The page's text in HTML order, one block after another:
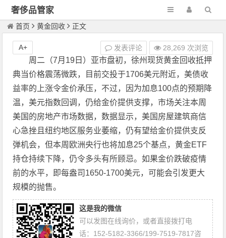
奢侈品管家
首页 黄金回收 正文
发表评论 28,269 次浏览
A+
周二（7月19日）亚市盘初，徐州现货黄金回收抵押
典当价格震荡微跌，目前交投于1706美元附近，美债收
益率的上涨令金价承压，不过，因为加息100点的预期降
温，美元指数回调，仍给金价提供支撑，市场关注本周
美国的房地产市场数据，数据显示，美国房屋建筑商信
心急挫且纽约地区服务业萎缩，仍有望给金价提供支反
弹机会，但本周欧洲央行也将加息25个基点，黄金ETF
持仓持续下降，仍令多头有所顾忌。如果金价跌破疫情
前的水平，即每盎司1650-1700美元，可能会引发更大
规模的抛售。
这是我的微信
可以发图在线询价，或者直接拨打电
话：152-5182-3366/199-7519-7817咨